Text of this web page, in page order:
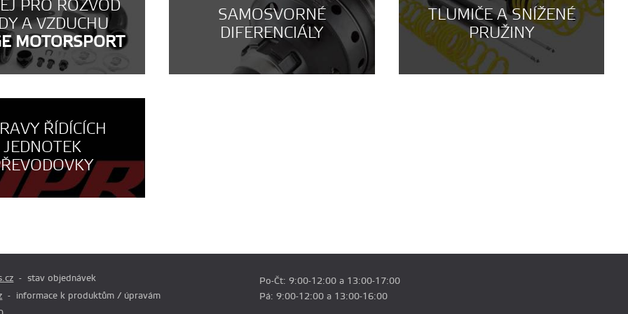
PRO ROZVOD
A VZDUCHU
MOTORSPORT
SAMOSVORNÉ
DIFERENCIÁLY
TLUMIČE A SNÍŽENÉ
PRUŽINY
ŘÍDÍCÍCH
JEDNOTEK
stav objednávek
informace k produktům / úpravám
Po-Čt: 9:00-12:00 a 13:00-17:00
Pá: 9:00-12:00 a 13:00-16:00